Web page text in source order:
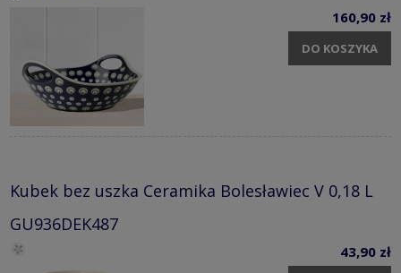
160,90 zł
DO KOSZYKA
Kubek bez uszka Ceramika Bolesławiec V 0,18 L
GU936DEK487
43,90 zł